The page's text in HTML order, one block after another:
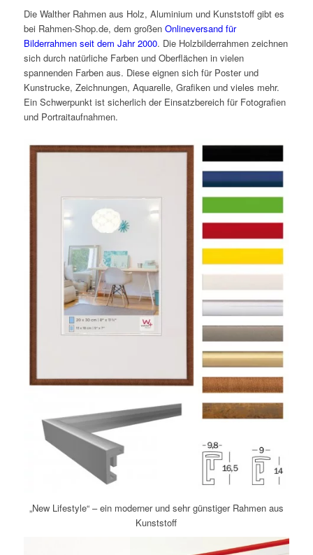
Die Walther Rahmen aus Holz, Aluminium und Kunststoff gibt es
bei Rahmen-Shop.de, dem großen Onlineversand für
Bilderrahmen seit dem Jahr 2000. Die Holzbilderrahmen zeichnen
sich durch natürliche Farben und Oberflächen in vielen
spannenden Farben aus. Diese eignen sich für Poster und
Kunstrucke, Zeichnungen, Aquarelle, Grafiken und vieles mehr.
Ein Schwerpunkt ist sicherlich der Einsatzbereich für Fotografien
und Portraitaufnahmen.
„New Lifestyle“ – ein moderner und sehr günstiger Rahmen aus
Kunststoff